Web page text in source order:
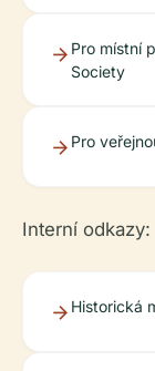
Pro místní
Society
Pro
Interní odkazy:
Historická